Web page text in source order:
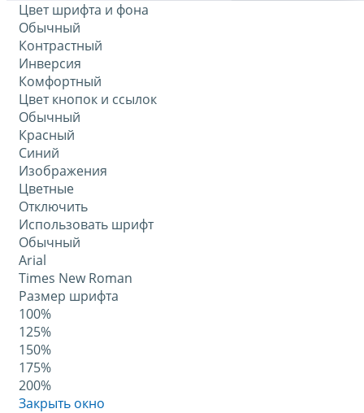
Цвет шрифта и фона
Обычный
Контрастный
Инверсия
Комфортный
Цвет кнопок и ссылок
Обычный
Красный
Синий
Изображения
Цветные
Отключить
Использовать шрифт
Обычный
Arial
Times New Roman
Размер шрифта
100%
125%
150%
175%
200%
Закрыть окно